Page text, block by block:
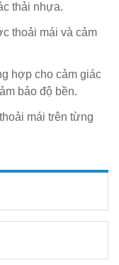
thải nhựa.
thoải mái và cảm
hợp cho cảm giác
bảo độ bền.
mái trên từng